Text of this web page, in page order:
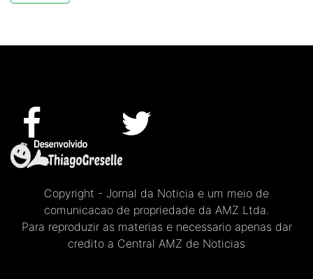
Copyright - Jornal da Noticia e um meio de
comunicacao de propriedade da AMZ Ltda.
Para reproduzir as materias e necessario apenas dar
credito a Central AMZ de Noticias